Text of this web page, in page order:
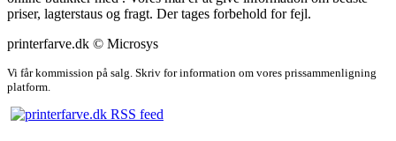
priser, lagterstaus og fragt. Der tages forbehold for fejl.
printerfarve.dk © Microsys
Vi får kommission på salg. Skriv for information om vores prissammenligning
platform.